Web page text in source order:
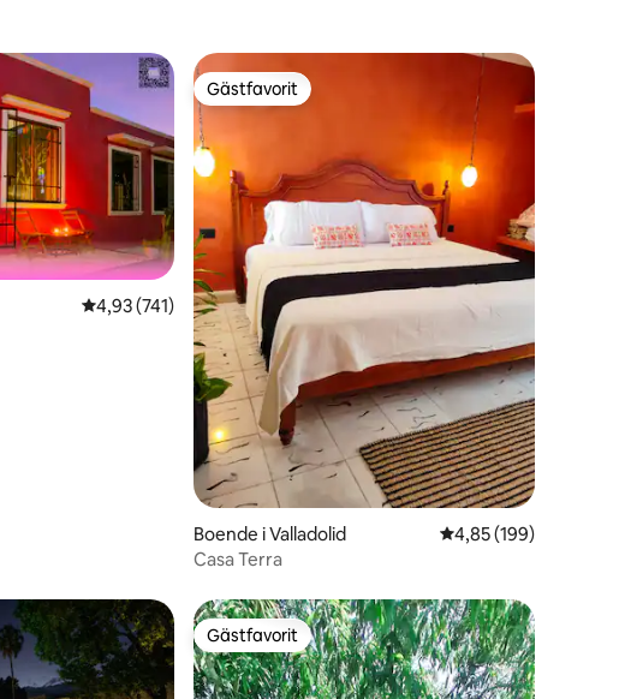
omdömen
4,93 av 5 i genomsnittligt betyg, 741 omdömen
4,93 (741)
Gästfavorit
Gästfavorit
Boende i Valladolid 4,85 av 5 i
4,85 (199)
Casa Terra
Gästfavorit
Gästfavorit